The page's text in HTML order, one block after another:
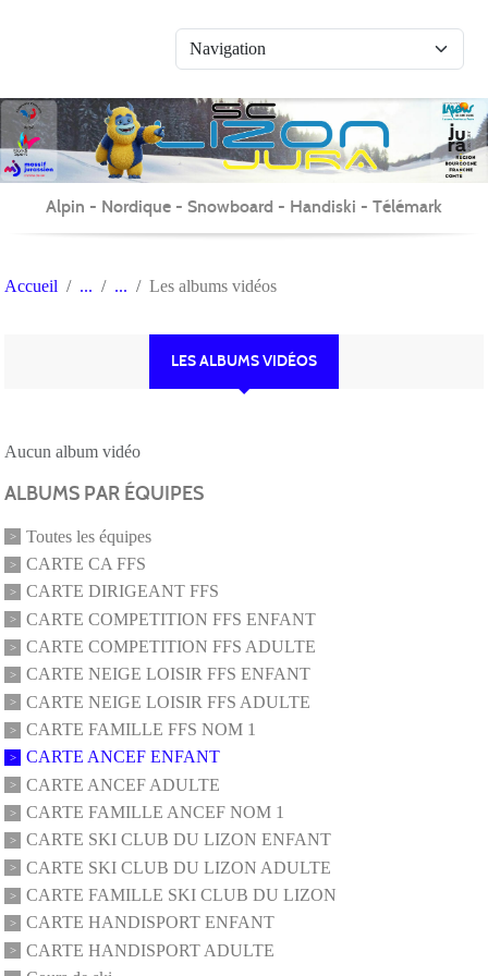
Alpin - Nordique - Snowboard - Handiski - Télémark
Accueil Les albums vidéos
LES ALBUMS VIDÉOS
Aucun album vidéo
ALBUMS PAR ÉQUIPES
Toutes les équipes
CARTE CA FFS
CARTE DIRIGEANT FFS
CARTE COMPETITION FFS ENFANT
CARTE COMPETITION FFS ADULTE
CARTE NEIGE LOISIR FFS ENFANT
CARTE NEIGE LOISIR FFS ADULTE
CARTE FAMILLE FFS NOM 1
CARTE ANCEF ENFANT
CARTE ANCEF ADULTE
CARTE FAMILLE ANCEF NOM 1
CARTE SKI CLUB DU LIZON ENFANT
CARTE SKI CLUB DU LIZON ADULTE
CARTE FAMILLE SKI CLUB DU LIZON
CARTE HANDISPORT ENFANT
CARTE HANDISPORT ADULTE